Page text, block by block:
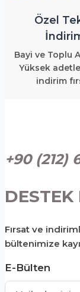
Özel
Bayi ve Toplu
Yüksek
indirim
+90 (212)
DESTEK
Fırsat ve
bültenimize
E-Bülten